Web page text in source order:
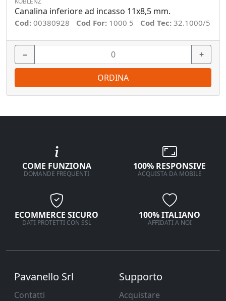
Canalina inferiore ad incasso 11x8,5 mm.
Cod: 00380928 Cod For: 1000 5 Cod Tec: 32.1000/5
− +
ORDINA
COME FUNZIONA
DOMANDE FREQUENTI
100% RESPONSIVE
ACQUISTA DA MOBILE
ECOMMERCE SICURO
DATI PROTETTI CON SSL
100% ITALIANO
AFFIDATI A NOI
Pavanello Srl
Contatti
Supporto
Acquistare